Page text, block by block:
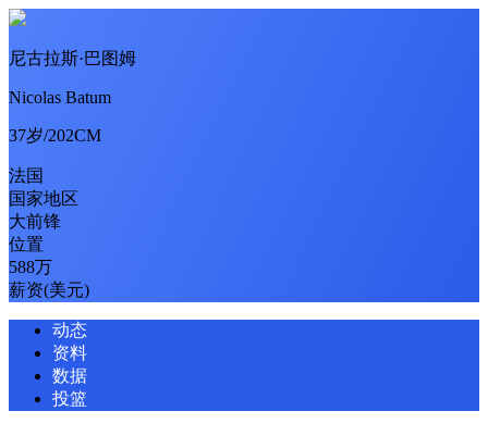
尼古拉斯·巴图姆
Nicolas Batum
37岁/202CM
法国
国家地区
大前锋
位置
588万
薪资(美元)
动态
资料
数据
投篮